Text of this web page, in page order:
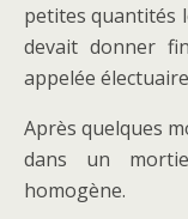
petites quantités
devait donner
appelée
Après quelques
dans un
homogène.